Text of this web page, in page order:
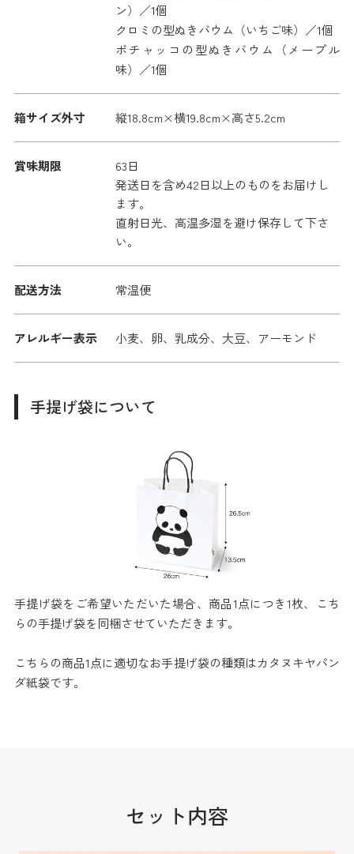
ン）／1個
クロミの型ぬきバウム（いちご味）／1個
ポチャッコの型ぬきバウム（メープル
味）／1個
箱サイズ外寸 縦18.8cm×横19.8cm×高さ5.2cm
賞味期限
63日
発送日を含め42日以上のものをお届けし
ます。
直射日光、高温多湿を避け保存して下さ
い。
配送方法 常温便
アレルギー表示 小麦、卵、乳成分、大豆、アーモンド
手提げ袋について
手提げ袋をご希望いただいた場合、商品1点につき1枚、こち
らの手提げ袋を同梱させていただきます。
こちらの商品1点に適切なお手提げ袋の種類はカタヌキヤパン
ダ紙袋です。
セット内容